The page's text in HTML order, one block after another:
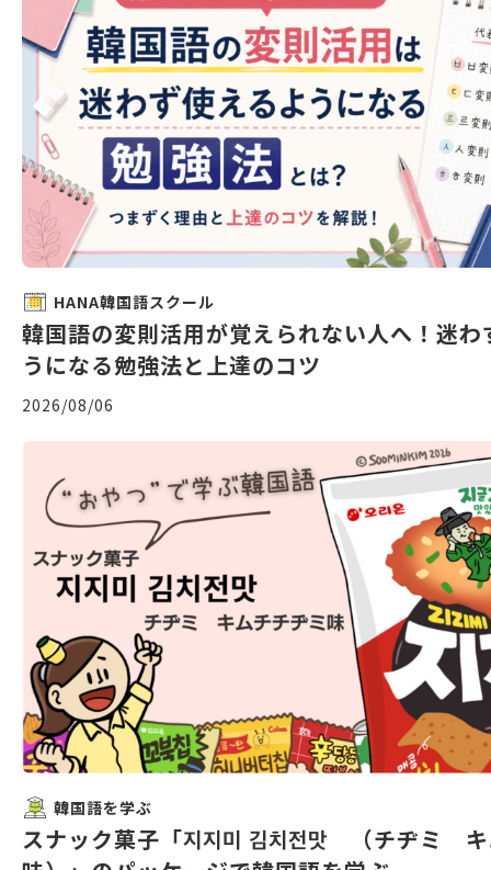
HANA韓国語スクール
韓国語の変則活用が覚えられない人へ！迷わ
うになる勉強法と上達のコツ
2026/08/06
韓国語を学ぶ
スナック菓子「지지미 김치전맛 （チヂミ